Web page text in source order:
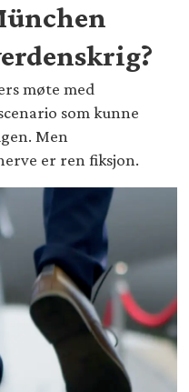
møte med
som kunne
Men
er ren fiksjon.